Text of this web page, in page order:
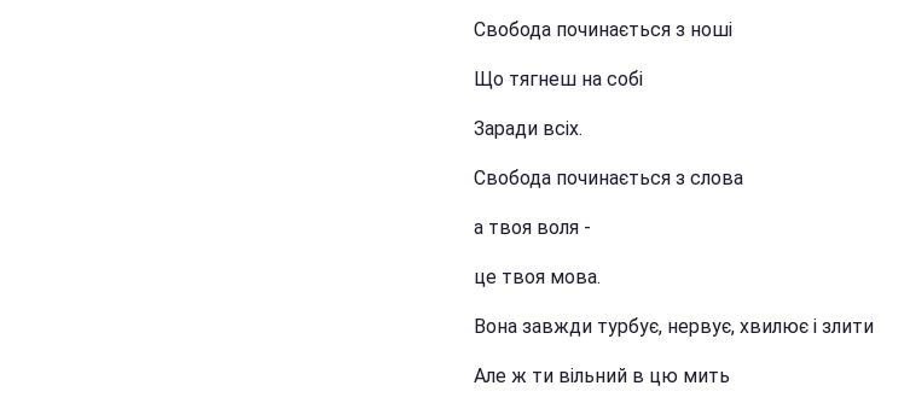
Свобода починається з ноші
Що тягнеш на собі
Заради всіх.
Свобода починається з слова
а твоя воля -
це твоя мова.
Вона завжди турбує, нервує, хвилює і злити
Але ж ти вільний в цю мить